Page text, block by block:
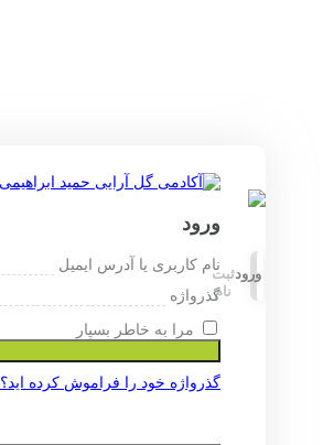
ورودثبت
نام
ورود
نام کاربری یا آدرس ایمیل
گذرواژه
مرا به خاطر بسپار
گذرواژه خود را فراموش کرده اید؟